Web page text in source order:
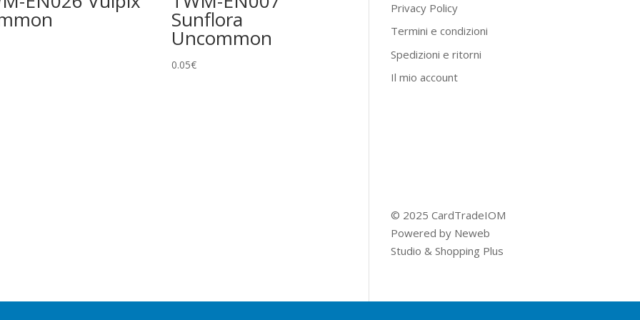
equivalenti a rarità inferiore.
Sunflora
Uncommon
0.05€
Privacy Policy
Termini e condizioni
Spedizioni e ritorni
Il mio account
© 2025 CardTradeIOM
Powered by Neweb
Studio & Shopping Plus